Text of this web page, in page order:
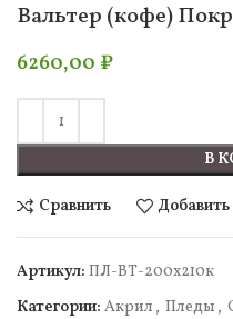
Вальтер (кофе)
6260,00 ₽
В
Сравнить
Артикул: ПЛ-ВТ-200х210к
Категории: Акрил , Пледы ,